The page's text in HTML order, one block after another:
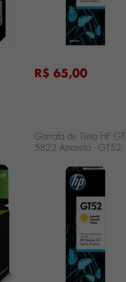
R$ 65,00
Garrafa de Tinta HP GT
5822 Amarelo - GT52
5822 Amarelo - GT52